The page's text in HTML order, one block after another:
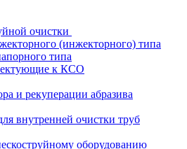
очистки
(инжекторного) типа
типа
к КСО
и рекуперации абразива
внутренней очистки труб
оборудованию